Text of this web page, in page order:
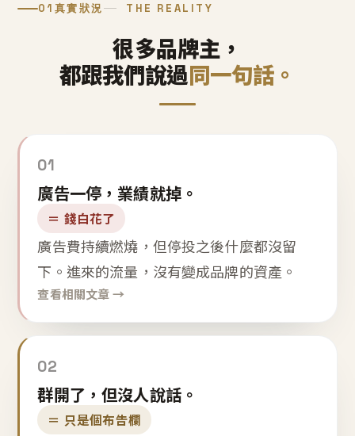
01 真實狀況 THE REALITY
很多品牌主，
都跟我們說過同一句話。
01
廣告一停，業績就掉。
＝ 錢白花了
廣告費持續燃燒，但停投之後什麼都沒留
下。進來的流量，沒有變成品牌的資產。
查看相關文章 →
02
群開了，但沒人說話。
＝ 只是個布告欄